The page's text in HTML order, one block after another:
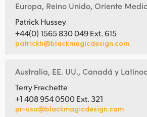
Europa, Reino Unido, Oriente
Patrick Hussey
+44(0) 1565 830 049 Ext. 615
patrickh@blackmagicdesign.com
Australia, EE. UU., Canadá y
Terry Frechette
+1 408 954 0500 Ext. 321
pr-usa@blackmagicdesign.com